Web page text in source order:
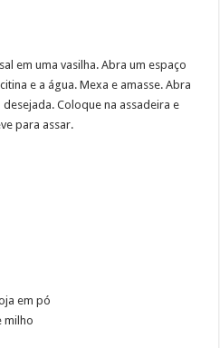
em uma vasilha. Abra um espaço
e a água. Mexa e amasse. Abra
Coloque na assadeira e
para assar.
em pó
milho